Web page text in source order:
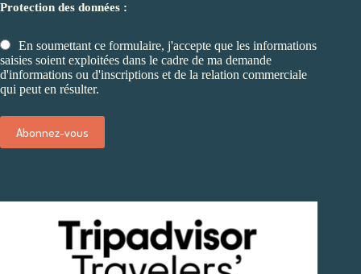
Protection des données :
En soumettant ce formulaire, j'accepte que les informations
saisies soient exploitées dans le cadre de ma demande
d'informations ou d'inscriptions et de la relation commerciale
qui peut en résulter.